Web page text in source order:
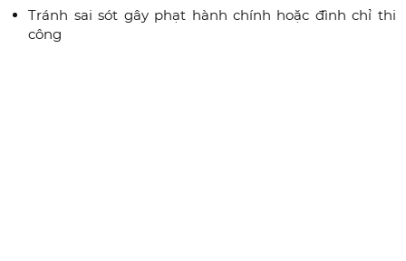
Tránh sai sót gây phạt hành chính hoặc đình chỉ thi
công